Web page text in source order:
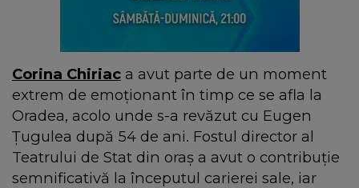
Corina Chiriac a avut parte de un moment
extrem de emoționant în timp ce se afla la
Oradea, acolo unde s-a revăzut cu Eugen
Țugulea după 54 de ani. Fostul director al
Teatrului de Stat din oraș a avut o contribuție
semnificativă la începutul carierei sale, iar